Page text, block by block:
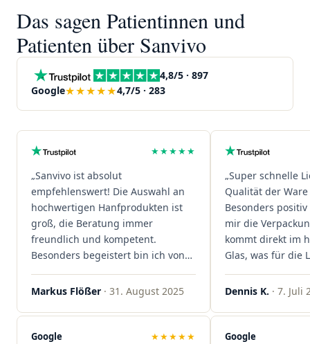
Das sagen Patientinnen und
Patienten über Sanvivo
4,8/5 · 897
Google★★★★★4,7/5 · 283
★★★★★
„Sanvivo ist absolut
empfehlenswert! Die Auswahl an
hochwertigen Hanfprodukten ist
groß, die Beratung immer
freundlich und kompetent.
Besonders begeistert bin ich von
alles läuft unkompliziert und
sind extrem zügig, was mir jedes
Mal viel Zeit spart. Man merkt,
Markus Flößer · 31. August 2025
„Super schnelle
Qualität der
Besonders
mir die
kommt direkt im
Glas, was für die
wieder!"
Dennis K. · 7. Juli
Google ★★★★★ Google